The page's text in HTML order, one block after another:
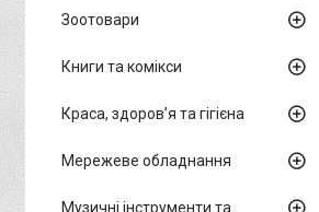
Зоотовари
Книги та комікси
Краса, здоров’я та гігієна
Мережеве обладнання
Музичні інструменти та